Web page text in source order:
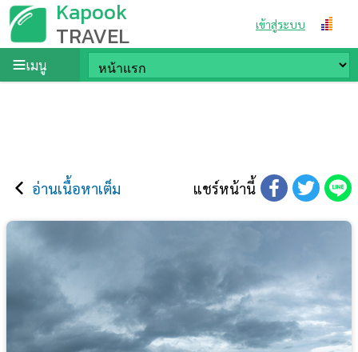
Kapook
TRAVEL เข้าสู่ระบบ
เมนู
อ่านเนื้อหาเต็ม แชร์หน้านี้